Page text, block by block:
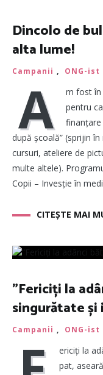
Dincolo de
alta lume!
Campanii , ONG-ist
A
m fost în
pentru
finanțare
după școală” (sprijin
cursuri, ateliere de
multe altele).
Copii – Invesție în
CITEȘTE MAI
”Fericiți la
singurătate și
Campanii , ONG-ist
ericiți la
pat,